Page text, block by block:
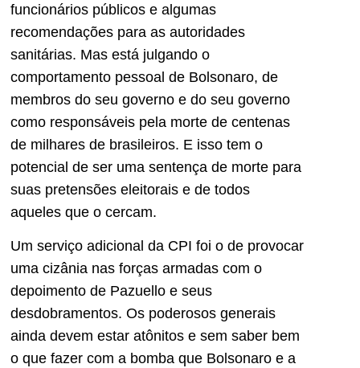
funcionários públicos e algumas
recomendações para as autoridades
sanitárias. Mas está julgando o
comportamento pessoal de Bolsonaro, de
membros do seu governo e do seu governo
como responsáveis pela morte de centenas
de milhares de brasileiros. E isso tem o
potencial de ser uma sentença de morte para
suas pretensões eleitorais e de todos
aqueles que o cercam.
Um serviço adicional da CPI foi o de provocar
uma cizânia nas forças armadas com o
depoimento de Pazuello e seus
desdobramentos. Os poderosos generais
ainda devem estar atônitos e sem saber bem
o que fazer com a bomba que Bolsonaro e a